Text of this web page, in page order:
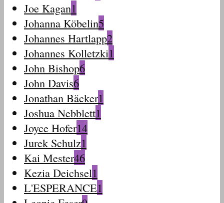
Joe Kagan1
Johanna Köbelin5
Johannes Hartlapp2
Johannes Kolletzki1
John Bishop6
John Davis6
Jonathan Bäcker1
Joshua Nebblett1
Joyce Hofer14
Jurek Schulz1
Kai Mester46
Kezia Deichsel1
L'ESPERANCE1